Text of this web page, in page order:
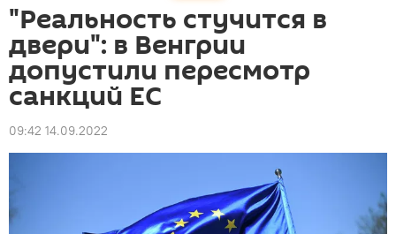
"Реальность стучится в
двери": в Венгрии
допустили пересмотр
санкций ЕС
09:42 14.09.2022